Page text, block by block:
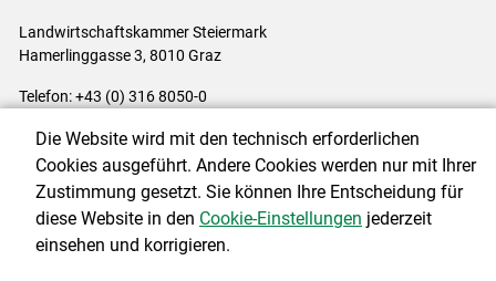
Landwirtschaftskammer Steiermark
Hamerlinggasse 3, 8010 Graz
Telefon: +43 (0) 316 8050-0
Impressum|Kontakt|Datenschutzerklärung|Barrierefreiheit|
Cookie-Einstellungen
Die Website wird mit den technisch erforderlichen
Cookies ausgeführt. Andere Cookies werden nur mit Ihrer
Zustimmung gesetzt. Sie können Ihre Entscheidung für
diese Website in den Cookie-Einstellungen jederzeit
einsehen und korrigieren.